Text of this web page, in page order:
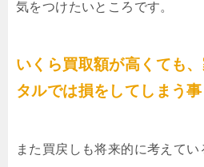
気をつけたいところです。
いくら買取額が高くても
タルでは損をしてしまう事
また買戻しも将来的に考えて